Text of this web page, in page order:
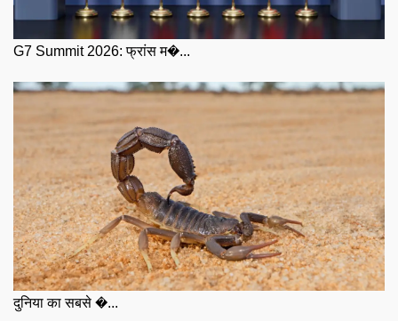
G7 Summit 2026: फ्रांस म�...
दुनिया का सबसे �...